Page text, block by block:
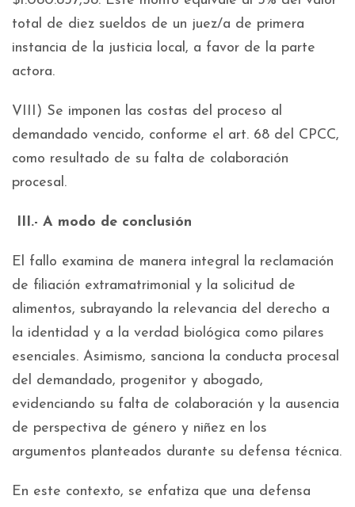
total de diez sueldos de un juez/a de primera
instancia de la justicia local, a favor de la parte
actora.
VIII) Se imponen las costas del proceso al
demandado vencido, conforme el art. 68 del CPCC,
como resultado de su falta de colaboración
procesal.
III.- A modo de conclusión
El fallo examina de manera integral la reclamación
de filiación extramatrimonial y la solicitud de
alimentos, subrayando la relevancia del derecho a
la identidad y a la verdad biológica como pilares
esenciales. Asimismo, sanciona la conducta procesal
del demandado, progenitor y abogado,
evidenciando su falta de colaboración y la ausencia
de perspectiva de género y niñez en los
argumentos planteados durante su defensa técnica.
En este contexto, se enfatiza que una defensa